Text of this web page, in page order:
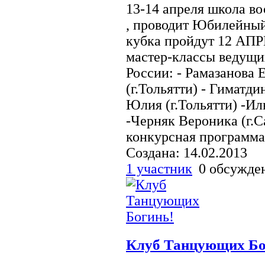
13-14 апреля школа
, проводит
кубка пройдут 12
мастер-классы
России: - Рамазанова
(г.Тольятти) -
Юлия (г.Тольятти) -
-Черняк Вероника
конкурсная
Создана: 14.02.2013
1 участник 0
Клуб Танцующих